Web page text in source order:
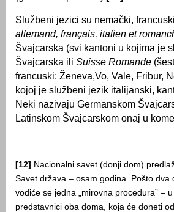
Službeni jezici su nemački,
allemand, français, italien et
Švajcarska (svi kantoni u kojima je
Švajcarska ili Suisse Romande
francuski: Ženeva,Vo, Vale, Fribur,
kojoj je službeni jezik italijanski,
Neki nazivaju Germanskom
Latinskom Švajcarskom onaj u
[12] Nacionalni savet (donji dom)
Savet država – osam godina. Pošto
vodiće se jedna „mirovna procedura” –
predstavnici oba doma, koja će doneti